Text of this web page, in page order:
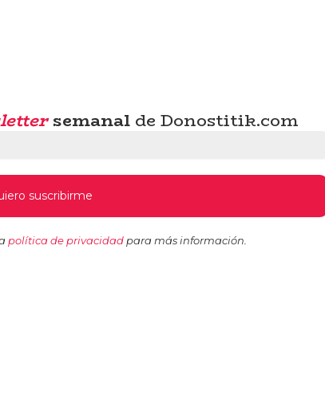
semanal de Donostitik.com
política de privacidadpara más información.